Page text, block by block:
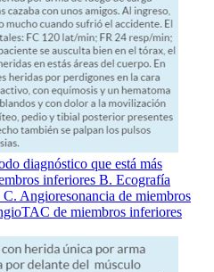
diagnóstico que está más
inferiores B. Ecografía
Angioresonancia de miembros
de miembros inferiores